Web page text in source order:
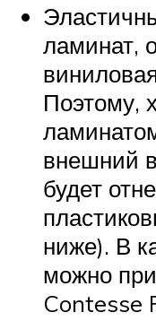
ламинат,
Поэтому,
внешний
будет
ниже). В
можно
Contesse